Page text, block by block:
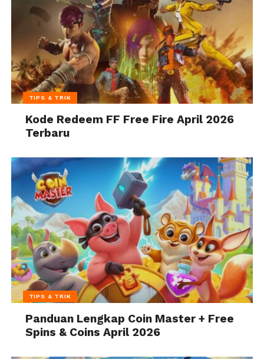
TIPS & TRIK
Kode Redeem FF Free Fire April 2026
Terbaru
TIPS & TRIK
Panduan Lengkap Coin Master + Free
Spins & Coins April 2026